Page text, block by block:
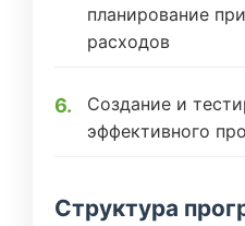
планирование
расходов
Создание и
эффективного
Структура